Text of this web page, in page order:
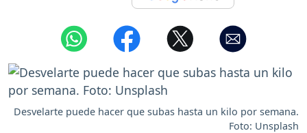
Desvelarte puede hacer que subas hasta un kilo por semana.
Foto: Unsplash